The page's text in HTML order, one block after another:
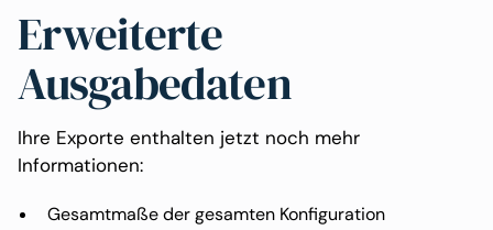
Erweiterte
Ausgabedaten
Ihre Exporte enthalten jetzt noch mehr
Informationen:
Gesamtmaße der gesamten Konfiguration